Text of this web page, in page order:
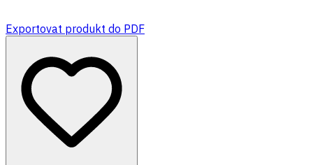
Exportovat produkt do PDF